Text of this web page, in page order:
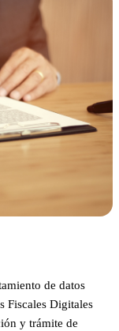
de datos
Fiscales Digitales
y trámite de